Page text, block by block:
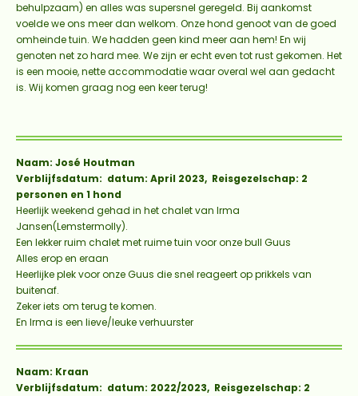
behulpzaam) en alles was supersnel geregeld. Bij aankomst
voelde we ons meer dan welkom. Onze hond genoot van de goed
omheinde tuin. We hadden geen kind meer aan hem! En wij
genoten net zo hard mee. We zijn er echt even tot rust gekomen. Het
is een mooie, nette accommodatie waar overal wel aan gedacht
is. Wij komen graag nog een keer terug!
Naam: José Houtman
Verblijfsdatum: datum: April 2023, Reisgezelschap: 2
personen en 1 hond
Heerlijk weekend gehad in het chalet van Irma
Jansen(Lemstermolly).
Een lekker ruim chalet met ruime tuin voor onze bull Guus
Alles erop en eraan
Heerlijke plek voor onze Guus die snel reageert op prikkels van
buitenaf.
Zeker iets om terug te komen.
En Irma is een lieve/leuke verhuurster
Naam: Kraan
Verblijfsdatum: datum: 2022/2023, Reisgezelschap: 2